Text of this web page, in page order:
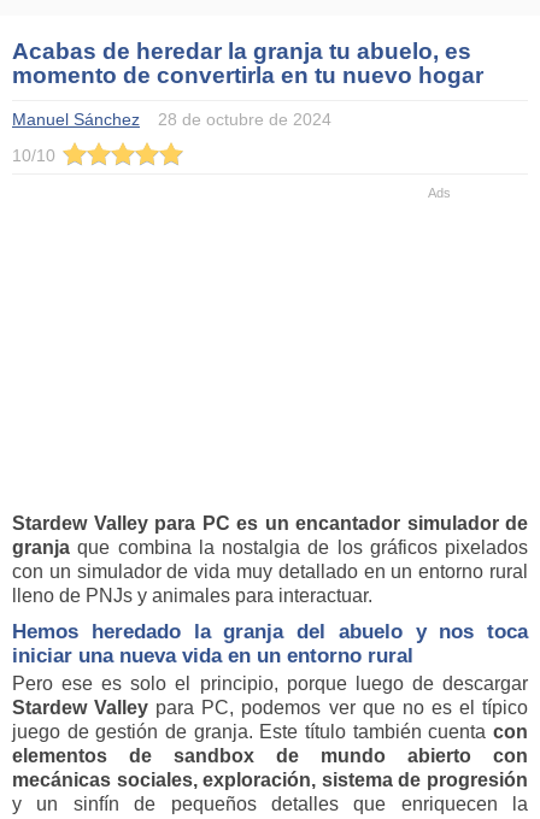
Acabas de heredar la granja tu abuelo, es
momento de convertirla en tu nuevo hogar
Manuel Sánchez
28 de octubre de 2024
10/10
Stardew Valley para PC es un encantador simulador de
granja que combina la nostalgia de los gráficos pixelados
con un simulador de vida muy detallado en un entorno rural
lleno de PNJs y animales para interactuar.
Hemos heredado la granja del abuelo y nos toca
iniciar una nueva vida en un entorno rural
Pero ese es solo el principio, porque luego de descargar
Stardew Valley para PC, podemos ver que no es el típico
juego de gestión de granja. Este título también cuenta con
elementos de sandbox de mundo abierto con
mecánicas sociales, exploración, sistema de progresión
y un sinfín de pequeños detalles que enriquecen la